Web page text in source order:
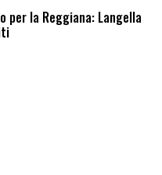
per la Reggiana: Langella